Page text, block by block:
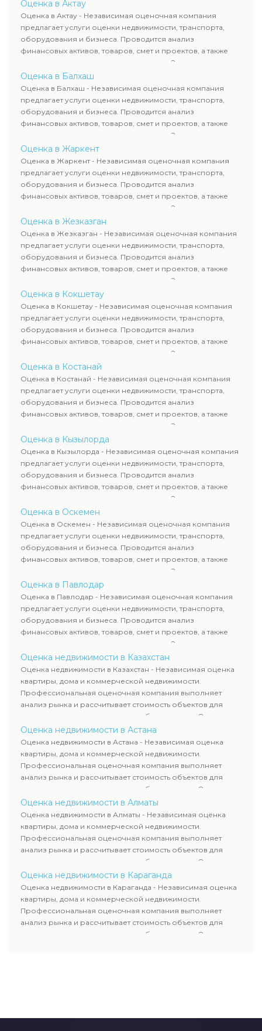
рассчитывают ущерб. Все отчеты соответствуют
требованиям законодательства и используются для
сделок, кредитования и судебных процессов.
Оценка в Актау
Оценка в Актау - Независимая оценочная компания
предлагает услуги оценки недвижимости, транспорта,
оборудования и бизнеса. Проводится анализ
финансовых активов, товаров, смет и проектов, а также
оценка животных и недропользования. Эксперты
определяют рыночную стоимость имущества и
рассчитывают ущерб. Все отчеты соответствуют
требованиям законодательства и используются для
сделок, кредитования и судебных процессов.
Оценка в Балхаш
Оценка в Балхаш - Независимая оценочная компания
предлагает услуги оценки недвижимости, транспорта,
оборудования и бизнеса. Проводится анализ
финансовых активов, товаров, смет и проектов, а также
оценка животных и недропользования. Эксперты
определяют рыночную стоимость имущества и
рассчитывают ущерб. Все отчеты соответствуют
требованиям законодательства и используются для
сделок, кредитования и судебных процессов.
Оценка в Жаркент
Оценка в Жаркент - Независимая оценочная компания
предлагает услуги оценки недвижимости, транспорта,
оборудования и бизнеса. Проводится анализ
финансовых активов, товаров, смет и проектов, а также
оценка животных и недропользования. Эксперты
определяют рыночную стоимость имущества и
рассчитывают ущерб. Все отчеты соответствуют
требованиям законодательства и используются для
сделок, кредитования и судебных процессов.
Оценка в Жезказган
Оценка в Жезказган - Независимая оценочная компания
предлагает услуги оценки недвижимости, транспорта,
оборудования и бизнеса. Проводится анализ
финансовых активов, товаров, смет и проектов, а также
оценка животных и недропользования. Эксперты
определяют рыночную стоимость имущества и
рассчитывают ущерб. Все отчеты соответствуют
требованиям законодательства и используются для
сделок, кредитования и судебных процессов.
Оценка в Кокшетау
Оценка в Кокшетау - Независимая оценочная компания
предлагает услуги оценки недвижимости, транспорта,
оборудования и бизнеса. Проводится анализ
финансовых активов, товаров, смет и проектов, а также
оценка животных и недропользования. Эксперты
определяют рыночную стоимость имущества и
рассчитывают ущерб. Все отчеты соответствуют
требованиям законодательства и используются для
сделок, кредитования и судебных процессов.
Оценка в Костанай
Оценка в Костанай - Независимая оценочная компания
предлагает услуги оценки недвижимости, транспорта,
оборудования и бизнеса. Проводится анализ
финансовых активов, товаров, смет и проектов, а также
оценка животных и недропользования. Эксперты
определяют рыночную стоимость имущества и
рассчитывают ущерб. Все отчеты соответствуют
требованиям законодательства и используются для
сделок, кредитования и судебных процессов.
Оценка в Кызылорда
Оценка в Кызылорда - Независимая оценочная компания
предлагает услуги оценки недвижимости, транспорта,
оборудования и бизнеса. Проводится анализ
финансовых активов, товаров, смет и проектов, а также
оценка животных и недропользования. Эксперты
определяют рыночную стоимость имущества и
рассчитывают ущерб. Все отчеты соответствуют
требованиям законодательства и используются для
сделок, кредитования и судебных процессов.
Оценка в Оскемен
Оценка в Оскемен - Независимая оценочная компания
предлагает услуги оценки недвижимости, транспорта,
оборудования и бизнеса. Проводится анализ
финансовых активов, товаров, смет и проектов, а также
оценка животных и недропользования. Эксперты
определяют рыночную стоимость имущества и
рассчитывают ущерб. Все отчеты соответствуют
требованиям законодательства и используются для
сделок, кредитования и судебных процессов.
Оценка в Павлодар
Оценка в Павлодар - Независимая оценочная компания
предлагает услуги оценки недвижимости, транспорта,
оборудования и бизнеса. Проводится анализ
финансовых активов, товаров, смет и проектов, а также
оценка животных и недропользования. Эксперты
определяют рыночную стоимость имущества и
рассчитывают ущерб. Все отчеты соответствуют
требованиям законодательства и используются для
сделок, кредитования и судебных процессов.
Оценка недвижимости в Казахстан
Оценка недвижимости в Казахстан - Независимая оценка
квартиры, дома и коммерческой недвижимости.
Профессиональная оценочная компания выполняет
анализ рынка и рассчитывает стоимость объектов для
продажи, ипотеки, аренды и судебных споров. Оценка
недвижимости включает современные методы и
гарантирует объективные результаты. Отчеты
используются для банков, судов и страховых компаний по
всему Казахстану.
Оценка недвижимости в Астана
Оценка недвижимости в Астана - Независимая оценка
квартиры, дома и коммерческой недвижимости.
Профессиональная оценочная компания выполняет
анализ рынка и рассчитывает стоимость объектов для
продажи, ипотеки, аренды и судебных споров. Оценка
недвижимости включает современные методы и
гарантирует объективные результаты. Отчеты
используются для банков, судов и страховых компаний по
всему Казахстану.
Оценка недвижимости в Алматы
Оценка недвижимости в Алматы - Независимая оценка
квартиры, дома и коммерческой недвижимости.
Профессиональная оценочная компания выполняет
анализ рынка и рассчитывает стоимость объектов для
продажи, ипотеки, аренды и судебных споров. Оценка
недвижимости включает современные методы и
гарантирует объективные результаты. Отчеты
используются для банков, судов и страховых компаний по
всему Казахстану.
Оценка недвижимости в Караганда
Оценка недвижимости в Караганда - Независимая оценка
квартиры, дома и коммерческой недвижимости.
Профессиональная оценочная компания выполняет
анализ рынка и рассчитывает стоимость объектов для
продажи, ипотеки, аренды и судебных споров. Оценка